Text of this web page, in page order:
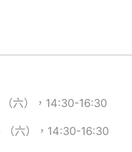
六），14:30-16:30
六），14:30-16:30